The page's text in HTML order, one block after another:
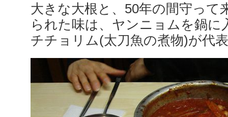
大きな大根と、50年の間守って
られた味は、ヤンニョムを鍋に
チチョリム(太刀魚の煮物)が代